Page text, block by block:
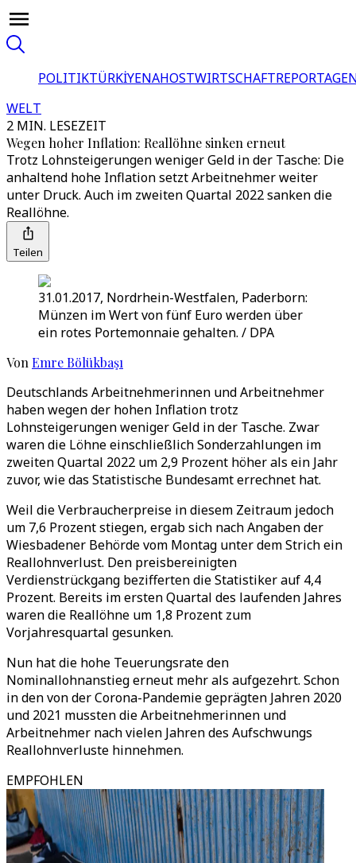
POLITIKTÜRKİYENAHOSTWIRTSCHAFT
WELT
2 MIN. LESEZEIT
Wegen hoher Inflation: Reallöhne sinken erneut
Trotz Lohnsteigerungen weniger Geld in der Tasche: Die
anhaltend hohe Inflation setzt Arbeitnehmer weiter
unter Druck. Auch im zweiten Quartal 2022 sanken die
Reallöhne.
Teilen
31.01.2017, Nordrhein-Westfalen, Paderborn:
Münzen im Wert von fünf Euro werden über
ein rotes Portemonnaie gehalten. / DPA
Von Emre Bölükbaşı
Deutschlands Arbeitnehmerinnen und Arbeitnehmer
haben wegen der hohen Inflation trotz
Lohnsteigerungen weniger Geld in der Tasche. Zwar
waren die Löhne einschließlich Sonderzahlungen im
zweiten Quartal 2022 um 2,9 Prozent höher als ein Jahr
zuvor, wie das Statistische Bundesamt errechnet hat.
Weil die Verbraucherpreise in diesem Zeitraum jedoch
um 7,6 Prozent stiegen, ergab sich nach Angaben der
Wiesbadener Behörde vom Montag unter dem Strich ein
Reallohnverlust. Den preisbereinigten
Verdienstrückgang bezifferten die Statistiker auf 4,4
Prozent. Bereits im ersten Quartal des laufenden Jahres
waren die Reallöhne um 1,8 Prozent zum
Vorjahresquartal gesunken.
Nun hat die hohe Teuerungsrate den
Nominallohnanstieg erneut mehr als aufgezehrt. Schon
in den von der Corona-Pandemie geprägten Jahren 2020
und 2021 mussten die Arbeitnehmerinnen und
Arbeitnehmer nach vielen Jahren des Aufschwungs
Reallohnverluste hinnehmen.
EMPFOHLEN